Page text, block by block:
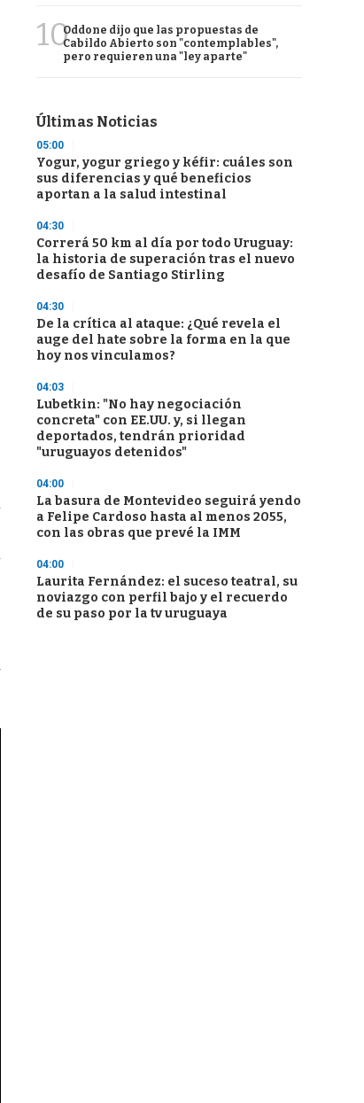
10Oddone dijo que las propuestas de
Cabildo Abierto son "contemplables",
pero requieren una "ley aparte"
Últimas Noticias
05:00
Yogur, yogur griego y kéfir: cuáles son
sus diferencias y qué beneficios
aportan a la salud intestinal
04:30
Correrá 50 km al día por todo Uruguay:
la historia de superación tras el nuevo
desafío de Santiago Stirling
04:30
De la crítica al ataque: ¿Qué revela el
auge del hate sobre la forma en la que
hoy nos vinculamos?
04:03
Lubetkin: "No hay negociación
concreta" con EE.UU. y, si llegan
deportados, tendrán prioridad
"uruguayos detenidos"
04:00
La basura de Montevideo seguirá yendo
a Felipe Cardoso hasta al menos 2055,
con las obras que prevé la IMM
04:00
Laurita Fernández: el suceso teatral, su
noviazgo con perfil bajo y el recuerdo
de su paso por la tv uruguaya